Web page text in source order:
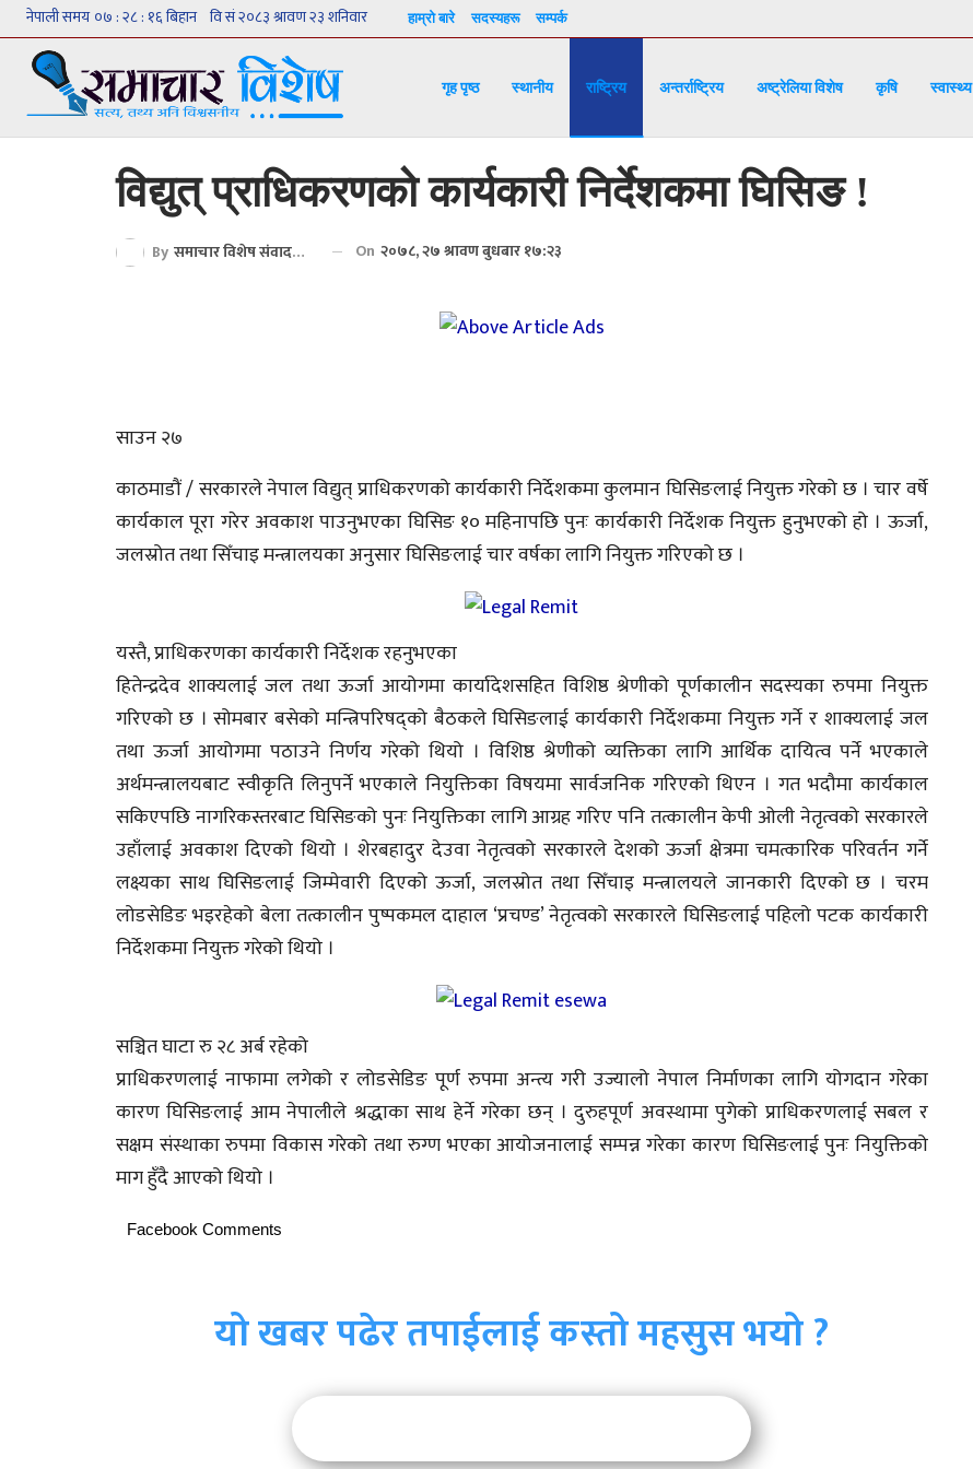
हाम्रो बारे सदस्यहरू सम्पर्क
गृह पृष्ठ स्थानीय राष्ट्रिय अन्तर्राष्ट्रिय अष्ट्रेलिया विशेष कृषि स्वास्थ्य
विद्युत् प्राधिकरणको कार्यकारी निर्देशकमा घिसिङ !
By समाचार विशेष संवाददाता On २०७८, २७ श्रावण बुधबार १७:२३
साउन २७
काठमाडौं / सरकारले नेपाल विद्युत् प्राधिकरणको कार्यकारी निर्देशकमा कुलमान घिसिङलाई नियुक्त गरेको छ । चार वर्षे
कार्यकाल पूरा गरेर अवकाश पाउनुभएका घिसिङ १० महिनापछि पुनः कार्यकारी निर्देशक नियुक्त हुनुभएको हो । ऊर्जा,
जलस्रोत तथा सिँचाइ मन्त्रालयका अनुसार घिसिङलाई चार वर्षका लागि नियुक्त गरिएको छ ।
यस्तै, प्राधिकरणका कार्यकारी निर्देशक रहनुभएका
हितेन्द्रदेव शाक्यलाई जल तथा ऊर्जा आयोगमा कार्यादेशसहित विशिष्ठ श्रेणीको पूर्णकालीन सदस्यका रुपमा नियुक्त
गरिएको छ । सोमबार बसेको मन्त्रिपरिषद्को बैठकले घिसिङलाई कार्यकारी निर्देशकमा नियुक्त गर्ने र शाक्यलाई जल
तथा ऊर्जा आयोगमा पठाउने निर्णय गरेको थियो । विशिष्ठ श्रेणीको व्यक्तिका लागि आर्थिक दायित्व पर्ने भएकाले
अर्थमन्त्रालयबाट स्वीकृति लिनुपर्ने भएकाले नियुक्तिका विषयमा सार्वजनिक गरिएको थिएन । गत भदौमा कार्यकाल
सकिएपछि नागरिकस्तरबाट घिसिङको पुनः नियुक्तिका लागि आग्रह गरिए पनि तत्कालीन केपी ओली नेतृत्वको सरकारले
उहाँलाई अवकाश दिएको थियो । शेरबहादुर देउवा नेतृत्वको सरकारले देशको ऊर्जा क्षेत्रमा चमत्कारिक परिवर्तन गर्ने
लक्ष्यका साथ घिसिङलाई जिम्मेवारी दिएको ऊर्जा, जलस्रोत तथा सिँचाइ मन्त्रालयले जानकारी दिएको छ । चरम
लोडसेडिङ भइरहेको बेला तत्कालीन पुष्पकमल दाहाल ‘प्रचण्ड’ नेतृत्वको सरकारले घिसिङलाई पहिलो पटक कार्यकारी
निर्देशकमा नियुक्त गरेको थियो ।
सञ्चित घाटा रु २८ अर्ब रहेको
प्राधिकरणलाई नाफामा लगेको र लोडसेडिङ पूर्ण रुपमा अन्त्य गरी उज्यालो नेपाल निर्माणका लागि योगदान गरेका
कारण घिसिङलाई आम नेपालीले श्रद्धाका साथ हेर्ने गरेका छन् । दुरुहपूर्ण अवस्थामा पुगेको प्राधिकरणलाई सबल र
सक्षम संस्थाका रुपमा विकास गरेको तथा रुग्ण भएका आयोजनालाई सम्पन्न गरेका कारण घिसिङलाई पुनः नियुक्तिको
माग हुँदै आएको थियो ।
Facebook Comments
यो खबर पढेर तपाईलाई कस्तो महसुस भयो ?